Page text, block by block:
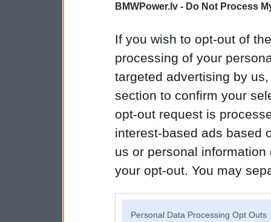
BMWPower.lv - Do Not Process
If you wish to opt-out of
processing of your
targeted advertising by
section to confirm your
opt-out request is
interest-based ads based
us or personal
your opt-out. You may
Personal Data Processing Opt Outs